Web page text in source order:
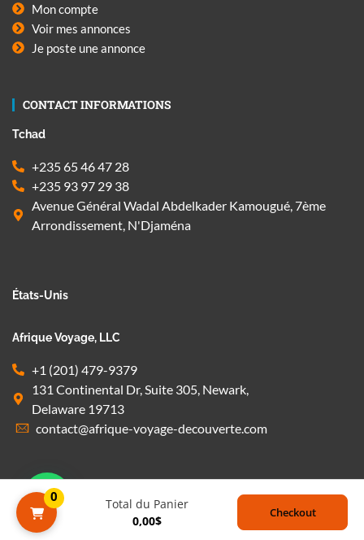
0
Total du Panier
0,00$
Checkout
Book Now
Mon compte
Voir mes annonces
Je poste une annonce
CONTACT INFORMATIONS
Tchad
+235 65 46 47 28
+235 93 97 29 38
Avenue Général Wadal Abdelkader Kamougué, 7ème
Arrondissement, N'Djaména
États-Unis
Afrique Voyage, LLC
+1 (201) 479-9379
131 Continental Dr, Suite 305, Newark,
Delaware 19713
contact@afrique-voyage-decouverte.com
1